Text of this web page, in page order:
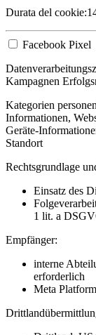
Durata del cookie:
Facebook Pixel
Kampagnen
Kategorien
Informationen,
Geräte-
Standort
Rechtsgrundlage
Einsatz des
1 lit. a
Empfänger:
interne
erforderlich
Meta